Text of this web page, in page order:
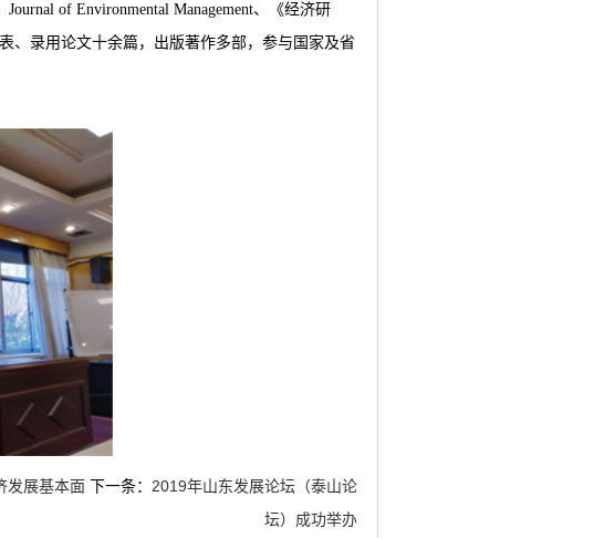
Journal of Environmental Management、《经济研
、录用论文十余篇，出版著作多部，参与国家及省
发展基本面 下一条： 2019年山东发展论坛（泰山论
坛）成功举办